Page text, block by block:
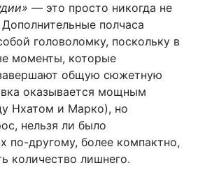
— это просто никогда не
Дополнительные полчаса
головоломку, поскольку в
моменты, которые
общую сюжетную
оказывается мощным
Нхатом и Марко), но
нельзя ли было
по-другому, более компактно,
количество лишнего.